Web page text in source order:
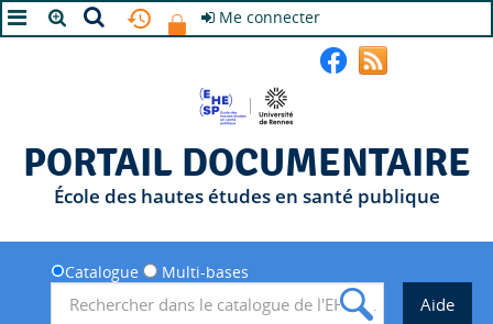
Me connecter
PORTAIL DOCUMENTAIRE
École des hautes études en santé publique
Catalogue Multi-bases